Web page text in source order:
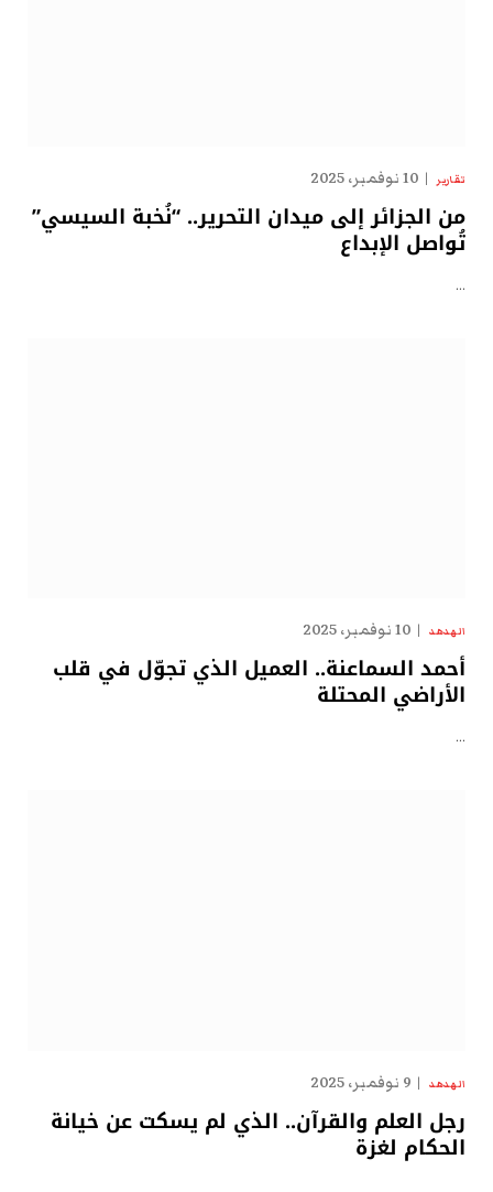
تقارير 10 نوفمبر، 2025
من الجزائر إلى ميدان التحرير.. “نُخبة السيسي”
تُواصل الإبداع
…
الهدهد 10 نوفمبر، 2025
أحمد السماعنة.. العميل الذي تجوّل في قلب
الأراضي المحتلة
…
الهدهد 9 نوفمبر، 2025
رجل العلم والقرآن.. الذي لم يسكت عن خيانة
الحكام لغزة